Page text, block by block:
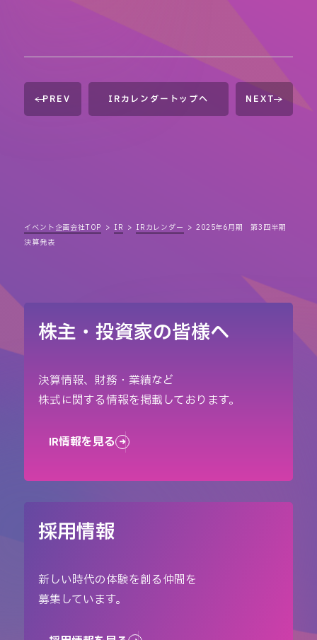
PREV IRカレンダートップへ NEXT
イベント企画会社TOP IR IRカレンダー
2025年6月期 第3四半期
決算発表
株主・投資家の皆様へ
決算情報、財務・業績など
株式に関する情報を掲載しております。
IR情報を見る
採用情報
新しい時代の体験を創る仲間を
募集しています。